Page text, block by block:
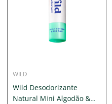
WILD
Wild Desodorizante
Natural Mini Algodão &